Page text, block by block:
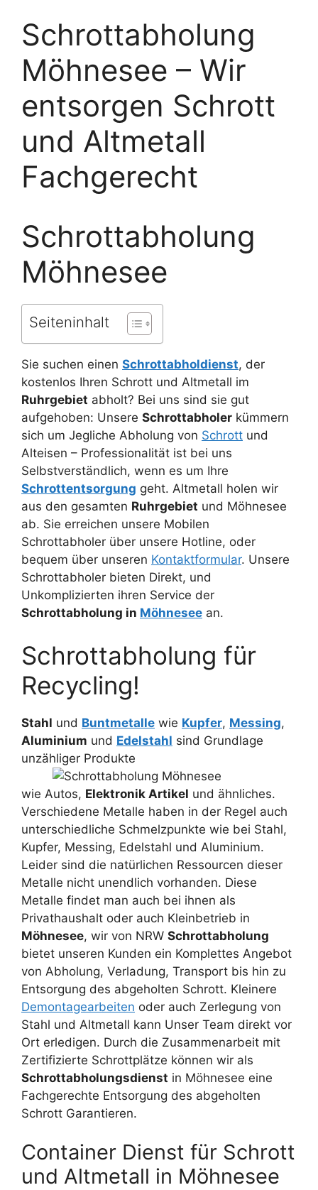
Schrottabholung
Möhnesee – Wir
entsorgen Schrott
und Altmetall
Fachgerecht
Schrottabholung
Möhnesee
Seiteninhalt
Sie suchen einen Schrottabholdienst, der
kostenlos Ihren Schrott und Altmetall im
Ruhrgebiet abholt? Bei uns sind sie gut
aufgehoben: Unsere Schrottabholer kümmern
sich um Jegliche Abholung von Schrott und
Alteisen – Professionalität ist bei uns
Selbstverständlich, wenn es um Ihre
Schrottentsorgung geht. Altmetall holen wir
aus den gesamten Ruhrgebiet und Möhnesee
ab. Sie erreichen unsere Mobilen
Schrottabholer über unsere Hotline, oder
bequem über unseren Kontaktformular. Unsere
Schrottabholer bieten Direkt, und
Unkomplizierten ihren Service der
Schrottabholung in Möhnesee an.
Schrottabholung für
Recycling!
Stahl und Buntmetalle wie Kupfer, Messing,
Aluminium und Edelstahl sind Grundlage
unzähliger Produkte
wie Autos, Elektronik Artikel und ähnliches.
Verschiedene Metalle haben in der Regel auch
unterschiedliche Schmelzpunkte wie bei Stahl,
Kupfer, Messing, Edelstahl und Aluminium.
Leider sind die natürlichen Ressourcen dieser
Metalle nicht unendlich vorhanden. Diese
Metalle findet man auch bei ihnen als
Privathaushalt oder auch Kleinbetrieb in
Möhnesee, wir von NRW Schrottabholung
bietet unseren Kunden ein Komplettes Angebot
von Abholung, Verladung, Transport bis hin zu
Entsorgung des abgeholten Schrott. Kleinere
Demontagearbeiten oder auch Zerlegung von
Stahl und Altmetall kann Unser Team direkt vor
Ort erledigen. Durch die Zusammenarbeit mit
Zertifizierte Schrottplätze können wir als
Schrottabholungsdienst in Möhnesee eine
Fachgerechte Entsorgung des abgeholten
Schrott Garantieren.
Container Dienst für Schrott
und Altmetall in Möhnesee